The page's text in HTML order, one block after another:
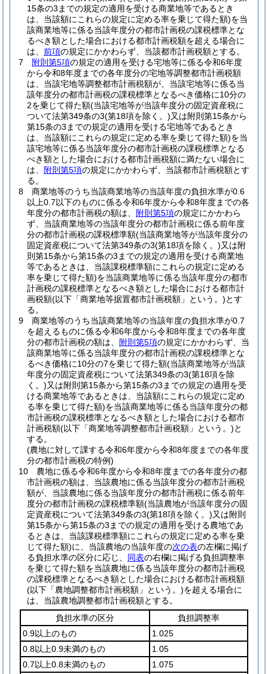
15条の3までの規定の適用を受ける商業地等であるとき
は、当該額にこれらの規定に定める率を乗じて得た額)を当
該商業地等に係る当該年度分の都市計画税の課税標準とな
るべき額とした場合における都市計画税額を超える場合に
は、 前項の規定にかかわらず、当該都市計画税額とする。
7
附則第5項の規定の適用を受ける宅地等に係る令和6年度
から令和8年度までの各年度分の宅地等調整都市計画税額
は、当該宅地等調整都市計画税額が、当該宅地等に係る当
該年度分の都市計画税の課税標準となるべき価格に10分の
2を乗じて得た額(当該宅地等が当該年度分の固定資産税に
ついて法第349条の3(第18項を除く。)又は附則第15条から
第15条の3までの規定の適用を受ける宅地等であるとき
は、当該額にこれらの規定に定める率を乗じて得た額)を当
該宅地等に係る当該年度分の都市計画税の課税標準となる
べき額とした場合における都市計画税額に満たない場合に
は、
附則第5項の規定にかかわらず、当該都市計画税額とす
る。
8
商業地等のうち当該商業地等の当該年度の負担水準が0.6
以上0.7以下のものに係る令和6年度から令和8年度までの各
年度分の都市計画税の額は、
附則第5項の規定にかかわら
ず、当該商業地等の当該年度分の都市計画税に係る前年度
分の都市計画税の課税標準額(当該商業地等が当該年度分の
固定資産税について法第349条の3(第18項を除く。)又は附
則第15条から第15条の3までの規定の適用を受ける商業地
等であるときは、当該課税標準額にこれらの規定に定める
率を乗じて得た額)を当該商業地等に係る当該年度分の都市
計画税の課税標準となるべき額とした場合における都市計
画税額(以下「商業地等据置都市計画税額」という。)とす
る。
9
商業地等のうち当該商業地等の当該年度の負担水準が0.7
を超えるものに係る令和6年度から令和8年度までの各年度
分の都市計画税の額は、
附則第5項の規定にかかわらず、当
該商業地等に係る当該年度分の都市計画税の課税標準とな
るべき価格に10分の7を乗じて得た額(当該商業地等が当該
年度分の固定資産税について法第349条の3(第18項を除
く。)又は附則第15条から第15条の3までの規定の適用を受
ける商業地等であるときは、当該額にこれらの規定に定め
る率を乗じて得た額)を当該商業地等に係る当該年度分の都
市計画税の課税標準となるべき額とした場合における都市
計画税額(以下「商業地等調整都市計画税額」という。)と
する。
(農地に対して課する令和6年度から令和8年度までの各年度
分の都市計画税の特例)
10
農地に係る令和6年度から令和8年度までの各年度分の都
市計画税の額は、当該農地に係る当該年度分の都市計画税
額が、当該農地に係る当該年度分の都市計画税に係る前年
度分の都市計画税の課税標準額(当該農地が当該年度分の固
定資産税について法第349条の3(第18項を除く。)又は附則
第15条から第15条の3までの規定の適用を受ける農地であ
るときは、当該課税標準額にこれらの規定に定める率を乗
じて得た額)に、当該農地の当該年度の次の表の左欄に掲げ
る負担水準の区分に応じ、 同表の右欄に掲げる負担調整率
を乗じて得た額を当該農地に係る当該年度分の都市計画税
の課税標準となるべき額とした場合における都市計画税額
(以下「農地調整都市計画税額」という。)を超える場合に
は、当該農地調整都市計画税額とする。
負担水準の区分
負担調整率
0.9以上のもの
1.025
0.8以上0.9未満のもの
1.05
0.7以上0.8未満のもの
1.075